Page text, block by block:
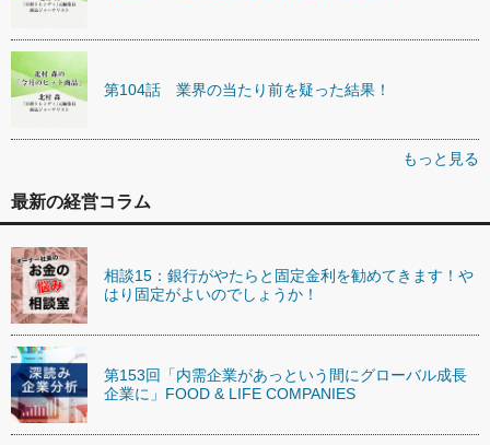
第104話 業界の当たり前を疑った結果！
もっと見る
最新の経営コラム
相談15：銀行がやたらと固定金利を勧めてきます！や
はり固定がよいのでしょうか！
第153回「内需企業があっという間にグローバル成長
企業に」FOOD & LIFE COMPANIES